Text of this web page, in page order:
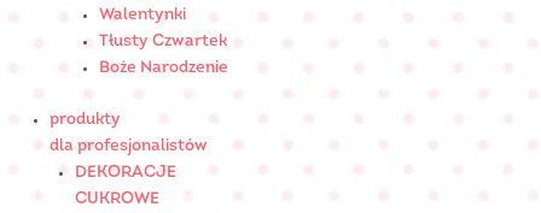
Walentynki
Tłusty Czwartek
Boże Narodzenie
produkty
dla profesjonalistów
DEKORACJE
CUKROWE